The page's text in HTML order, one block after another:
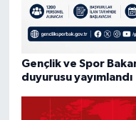
Gençlik ve Spor
duyurusu yayımlandı